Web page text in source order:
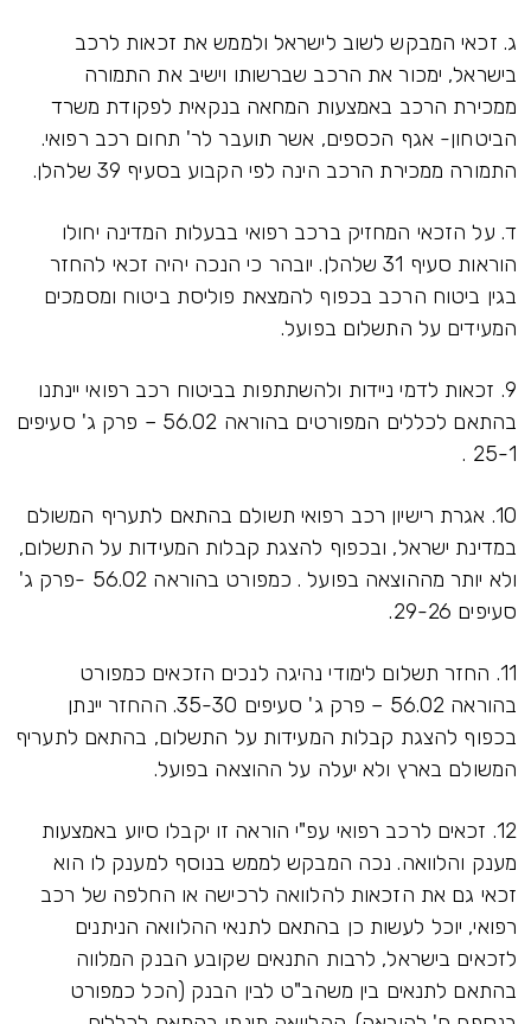
ג. זכאי המבקש לשוב לישראל ולממש את זכאות לרכב
בישראל, ימכור את הרכב שברשותו וישיב את התמורה
ממכירת הרכב באמצעות המחאה בנקאית לפקודת משרד
הביטחון- אגף הכספים, אשר תועבר לר' תחום רכב רפואי.
התמורה ממכירת הרכב הינה לפי הקבוע בסעיף 39 שלהלן.
ד. על הזכאי המחזיק ברכב רפואי בבעלות המדינה יחולו
הוראות סעיף 31 שלהלן. יובהר כי הנכה יהיה זכאי להחזר
בגין ביטוח הרכב בכפוף להמצאת פוליסת ביטוח ומסמכים
המעידים על התשלום בפועל.
9. זכאות לדמי ניידות ולהשתתפות בביטוח רכב רפואי יינתנו
בהתאם לכללים המפורטים בהוראה 56.02 – פרק ג' סעיפים
25-1 .
10. אגרת רישיון רכב רפואי תשולם בהתאם לתעריף המשולם
במדינת ישראל, ובכפוף להצגת קבלות המעידות על התשלום,
ולא יותר מההוצאה בפועל . כמפורט בהוראה 56.02 -פרק ג'
סעיפים 29-26.
11. החזר תשלום לימודי נהיגה לנכים הזכאים כמפורט
בהוראה 56.02 – פרק ג' סעיפים 35-30. ההחזר יינתן
בכפוף להצגת קבלות המעידות על התשלום, בהתאם לתעריף
המשולם בארץ ולא יעלה על ההוצאה בפועל.
12. זכאים לרכב רפואי עפ"י הוראה זו יקבלו סיוע באמצעות
מענק והלוואה. נכה המבקש לממש בנוסף למענק לו הוא
זכאי גם את הזכאות להלוואה לרכישה או החלפה של רכב
רפואי, יוכל לעשות כן בהתאם לתנאי ההלוואה הניתנים
לזכאים בישראל, לרבות התנאים שקובע הבנק המלווה
בהתאם לתנאים בין משהב"ט לבין הבנק (הכל כמפורט